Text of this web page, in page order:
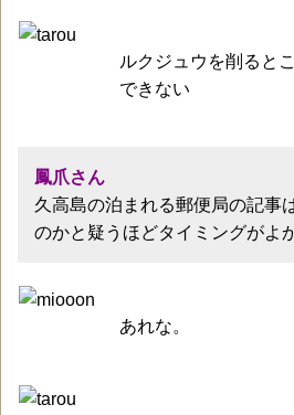
ルクジュウを削ると
できない
鳳爪さん
久高島の泊まれる郵便局の記事
のかと疑うほどタイミングがよ
あれな。